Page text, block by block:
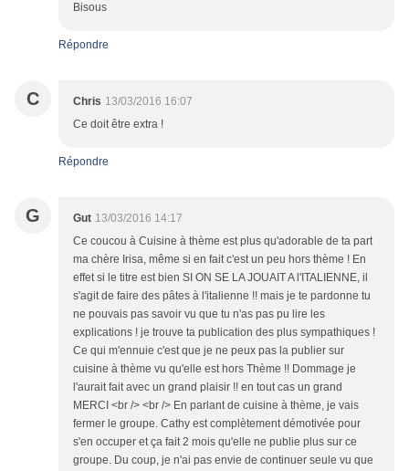
Bisous
Répondre
C Chris 13/03/2016 16:07
Ce doit être extra !
Répondre
G Gut 13/03/2016 14:17
Ce coucou à Cuisine à thème est plus qu'adorable de ta part
ma chère Irisa, même si en fait c'est un peu hors thème ! En
effet si le titre est bien SI ON SE LA JOUAIT A l'ITALIENNE, il
s'agit de faire des pâtes à l'italienne !! mais je te pardonne tu
ne pouvais pas savoir vu que tu n'as pas pu lire les
explications ! je trouve ta publication des plus sympathiques !
Ce qui m'ennuie c'est que je ne peux pas la publier sur
cuisine à thème vu qu'elle est hors Thème !! Dommage je
l'aurait fait avec un grand plaisir !! en tout cas un grand
MERCI <br /> <br /> En parlant de cuisine à thème, je vais
fermer le groupe. Cathy est complètement démotivée pour
s'en occuper et ça fait 2 mois qu'elle ne publie plus sur ce
groupe. Du coup, je n'ai pas envie de continuer seule vu que